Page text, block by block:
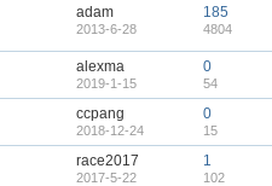
adam
2013-6-28
185
4804
alexma
2019-1-15
0
54
ccpang
2018-12-24
0
15
race2017
2017-5-22
1
102